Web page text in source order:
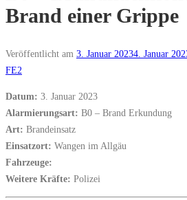
Brand einer Grippe
Veröffentlicht am 3. Januar 20234. Januar
FE2
Datum: 3. Januar 2023
Alarmierungsart: B0 – Brand Erkundung
Art: Brandeinsatz
Einsatzort: Wangen im Allgäu
Fahrzeuge:
Weitere Kräfte: Polizei